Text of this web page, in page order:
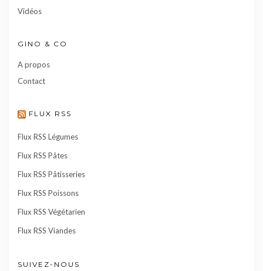
Vidéos
GINO & CO
A propos
Contact
FLUX RSS
Flux RSS Légumes
Flux RSS Pâtes
Flux RSS Pâtisseries
Flux RSS Poissons
Flux RSS Végétarien
Flux RSS Viandes
SUIVEZ-NOUS